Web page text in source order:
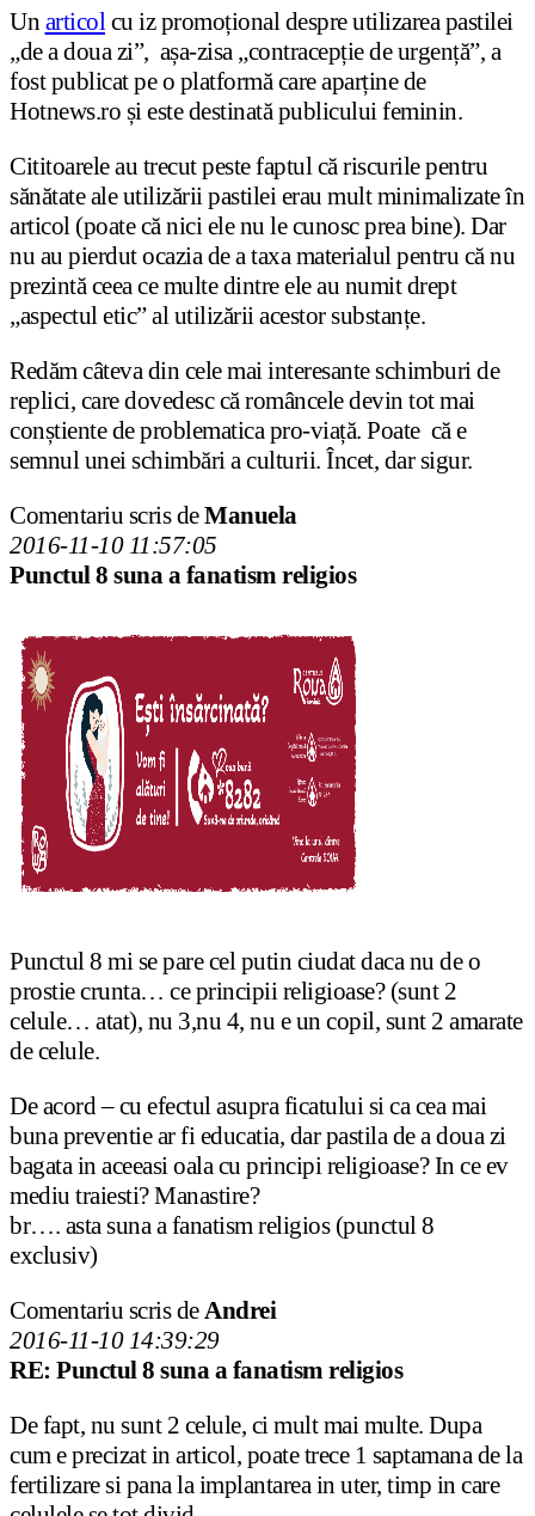
Un articolcu iz promoțional despre utilizarea pastilei
„de a doua zi”, așa-zisa „contracepție de urgență”, a
fost publicat pe o platformă care aparține de
Hotnews.ro și este destinată publicului feminin.
Cititoarele au trecut peste faptul că riscurile pentru
sănătate ale utilizării pastilei erau mult minimalizate în
articol (poate că nici ele nu le cunosc prea bine). Dar
nu au pierdut ocazia de a taxa materialul pentru că nu
prezintă ceea ce multe dintre ele au numit drept
„aspectul etic” al utilizării acestor substanțe.
Redăm câteva din cele mai interesante schimburi de
replici, care dovedesc că româncele devin tot mai
conștiente de problematica pro-viață. Poate că e
semnul unei schimbări a culturii. Încet, dar sigur.
Comentariu scris deManuela
2016-11-10 11:57:05
Punctul 8 suna a fanatism religios
Punctul 8 mi se pare cel putin ciudat daca nu de o
prostie crunta… ce principii religioase? (sunt 2
celule… atat), nu 3,nu 4, nu e un copil, sunt 2 amarate
de celule.
De acord – cu efectul asupra ficatului si ca cea mai
buna preventie ar fi educatia, dar pastila de a doua zi
bagata in aceeasi oala cu principi religioase? In ce ev
mediu traiesti? Manastire?
br…. asta suna a fanatism religios (punctul 8
exclusiv)
Comentariu scris deAndrei
2016-11-10 14:39:29
RE: Punctul 8 suna a fanatism religios
De fapt, nu sunt 2 celule, ci mult mai multe. Dupa
cum e precizat in articol, poate trece 1 saptamana de la
fertilizare si pana la implantarea in uter, timp in care